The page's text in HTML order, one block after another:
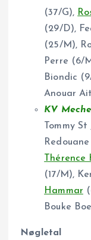
(37/G),
(29/D),
(25/M),
Perre (6/
Biondic
Anouar
KV
Tommy
Thérence
(17/M),
Hammar
Bouke
Nøgletal